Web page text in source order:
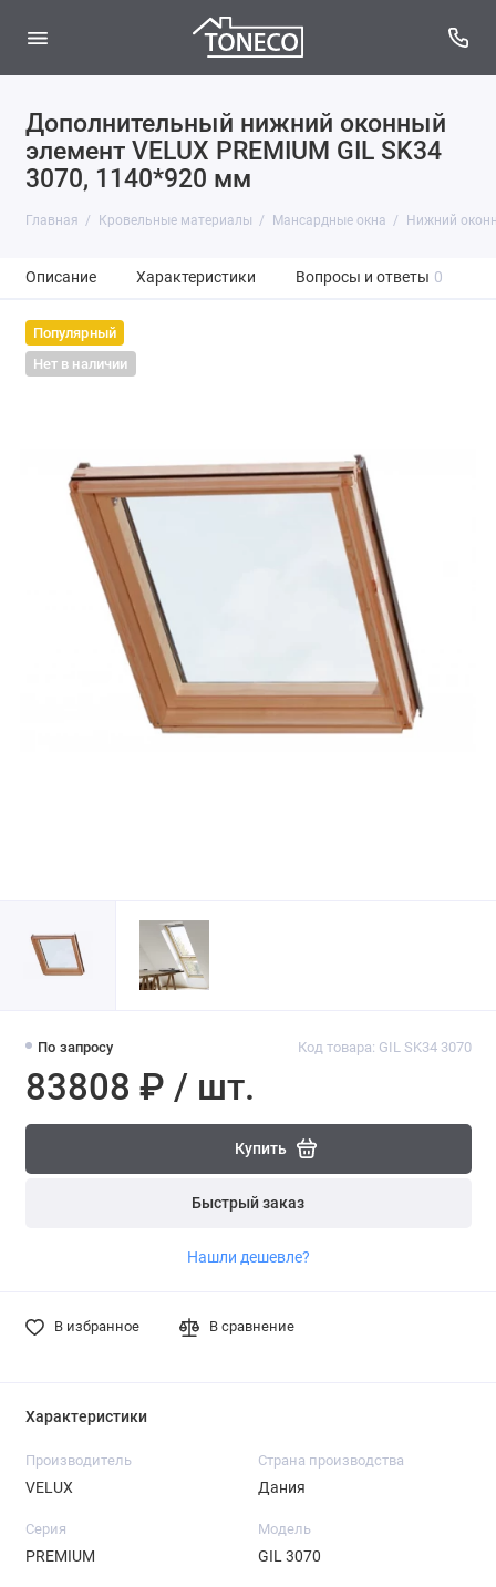
Дополнительный нижний оконный
элемент VELUX PREMIUM GIL SK34
3070, 1140*920 мм
Главная Кровельные материалы Мансардные окна Нижний
Описание Характеристики Вопросы и ответы 0
Популярный
Нет в наличии
По запросу Код товара: GIL SK34 3070
83808 ₽ / шт.
Купить
Быстрый заказ
Нашли дешевле?
В избранное В сравнение
Характеристики
Производитель
VELUX
Страна производства
Дания
Серия
PREMIUM
Модель
GIL 3070